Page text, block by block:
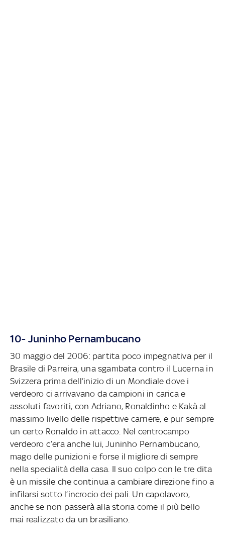
10- Juninho Pernambucano
30 maggio del 2006: partita poco impegnativa per il
Brasile di Parreira, una sgambata contro il Lucerna in
Svizzera prima dell’inizio di un Mondiale dove i
verdeoro ci arrivavano da campioni in carica e
assoluti favoriti, con Adriano, Ronaldinho e Kakà al
massimo livello delle rispettive carriere, e pur sempre
un certo Ronaldo in attacco. Nel centrocampo
verdeoro c’era anche lui, Juninho Pernambucano,
mago delle punizioni e forse il migliore di sempre
nella specialità della casa. Il suo colpo con le tre dita
è un missile che continua a cambiare direzione fino a
infilarsi sotto l’incrocio dei pali. Un capolavoro,
anche se non passerà alla storia come il più bello
mai realizzato da un brasiliano.